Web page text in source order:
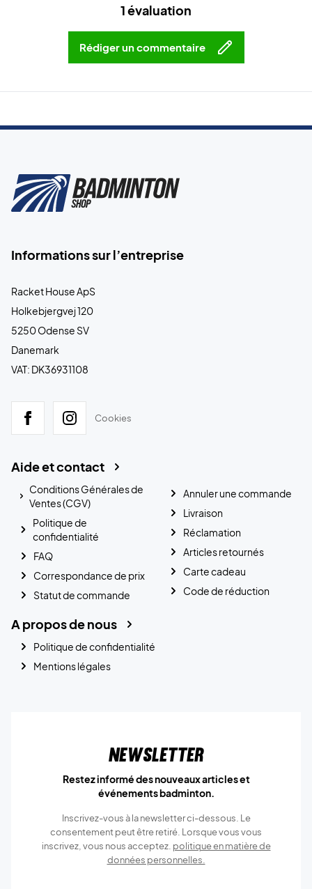
1 évaluation
Rédiger un commentaire
Informations sur l’entreprise
Racket House ApS
Holkebjergvej 120
5250 Odense SV
Danemark
VAT: DK36931108
Cookies
Aide et contact
Conditions Générales de
Ventes (CGV)
Politique de
confidentialité
FAQ
Correspondance de prix
Statut de commande
Annuler une commande
Livraison
Réclamation
Articles retournés
Carte cadeau
Code de réduction
A propos de nous
Politique de confidentialité
Mentions légales
Newsletter
Restez informé des nouveaux articles et
événements badminton.
Inscrivez-vous à la newsletter ci-dessous. Le
consentement peut être retiré. Lorsque vous vous
inscrivez, vous nous acceptez. politique en matière de
données personnelles.